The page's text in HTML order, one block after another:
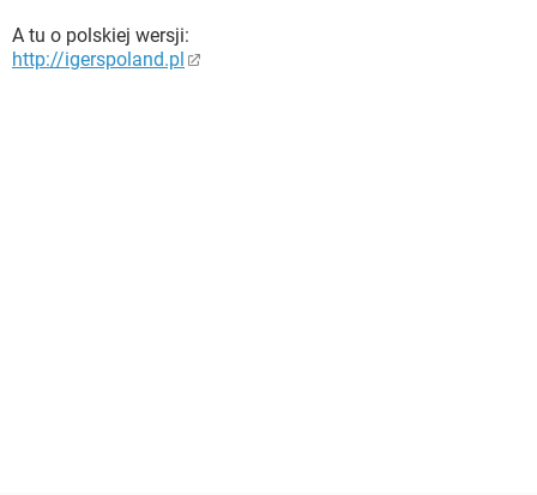
A tu o polskiej wersji:
http://igerspoland.pl